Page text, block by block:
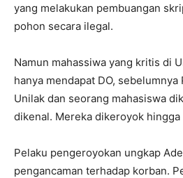
yang melakukan pembuangan
pohon secara ilegal.
Namun mahassiwa yang kritis di
hanya mendapat DO,
Unilak dan seorang mahasiswa
dikenal. Mereka dikeroyok hingga
Pelaku pengeroyokan ungkap
pengancaman terhadap korban.